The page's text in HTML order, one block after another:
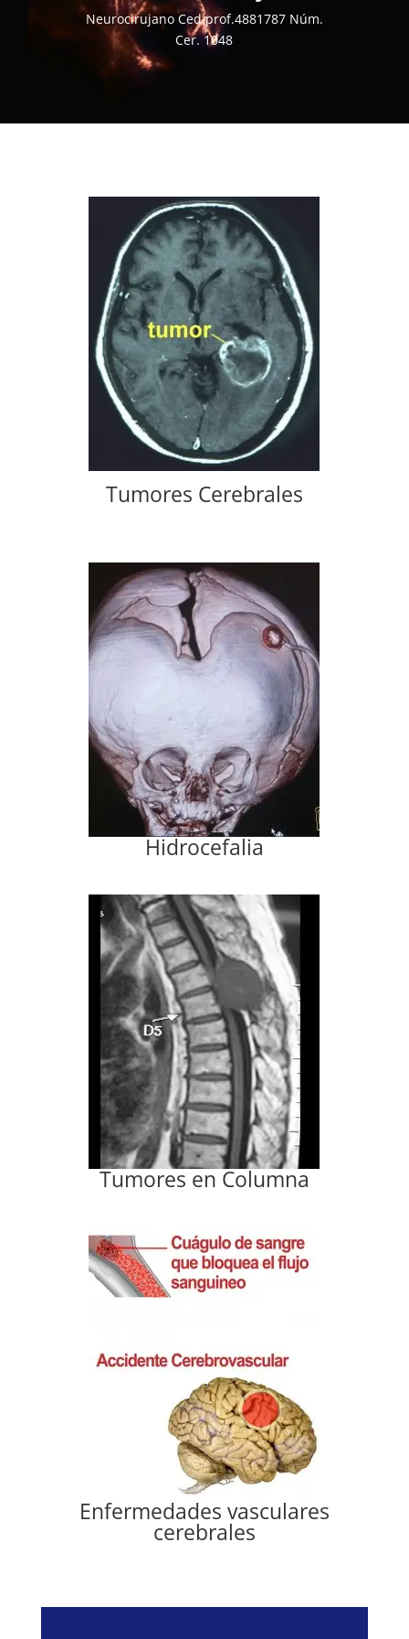
Neurocirujano Ced.prof.4881787 Núm.
Cer. 1048
Tumores Cerebrales
Hidrocefalia
Tumores en Columna
Enfermedades vasculares
cerebrales